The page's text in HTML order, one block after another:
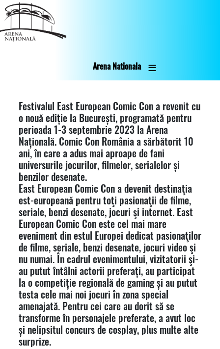
Skip
to
main
content
Arena Nationala
Festivalul East European Comic Con a revenit cu
o nouă ediție la București, programată pentru
perioada 1-3 septembrie 2023 la Arena
Națională. Comic Con România a sărbătorit 10
ani, în care a adus mai aproape de fani
universurile jocurilor, filmelor, serialelor și
benzilor desenate.
East European Comic Con a devenit destinaţia
est-europeană pentru toţi pasionaţii de filme,
seriale, benzi desenate, jocuri şi internet. East
European Comic Con este cel mai mare
eveniment din estul Europei dedicat pasionaţilor
de filme, seriale, benzi desenate, jocuri video şi
nu numai. În cadrul evenimentului, vizitatorii şi-
au putut întâlni actorii preferați, au participat
la o competiție regională de gaming și au putut
testa cele mai noi jocuri în zona special
amenajată. Pentru cei care au dorit să se
transforme în personajele preferate, a avut loc
și nelipsitul concurs de cosplay, plus multe alte
surprize.